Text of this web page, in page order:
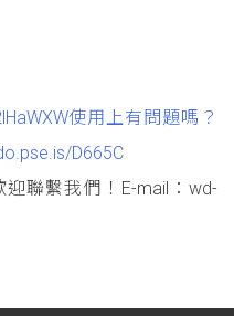
使用上有問題嗎？
D665C
聯繫我們！E-mail：wd-